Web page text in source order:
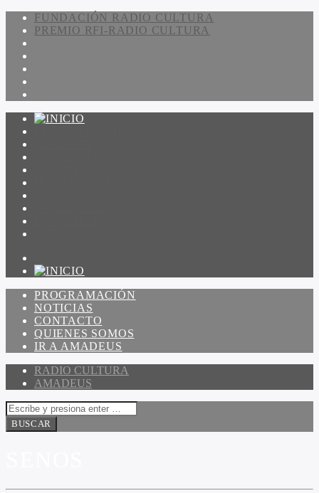
FUNDACIÓN RADIO CULTURA
PREMIO RFI-RADIO CULTURA
PROGRAMACIÓN
NOTICIAS
CONTACTO
QUIENES SOMOS
IR A AMADEUS
RADIO CULTURA
AMADEUS